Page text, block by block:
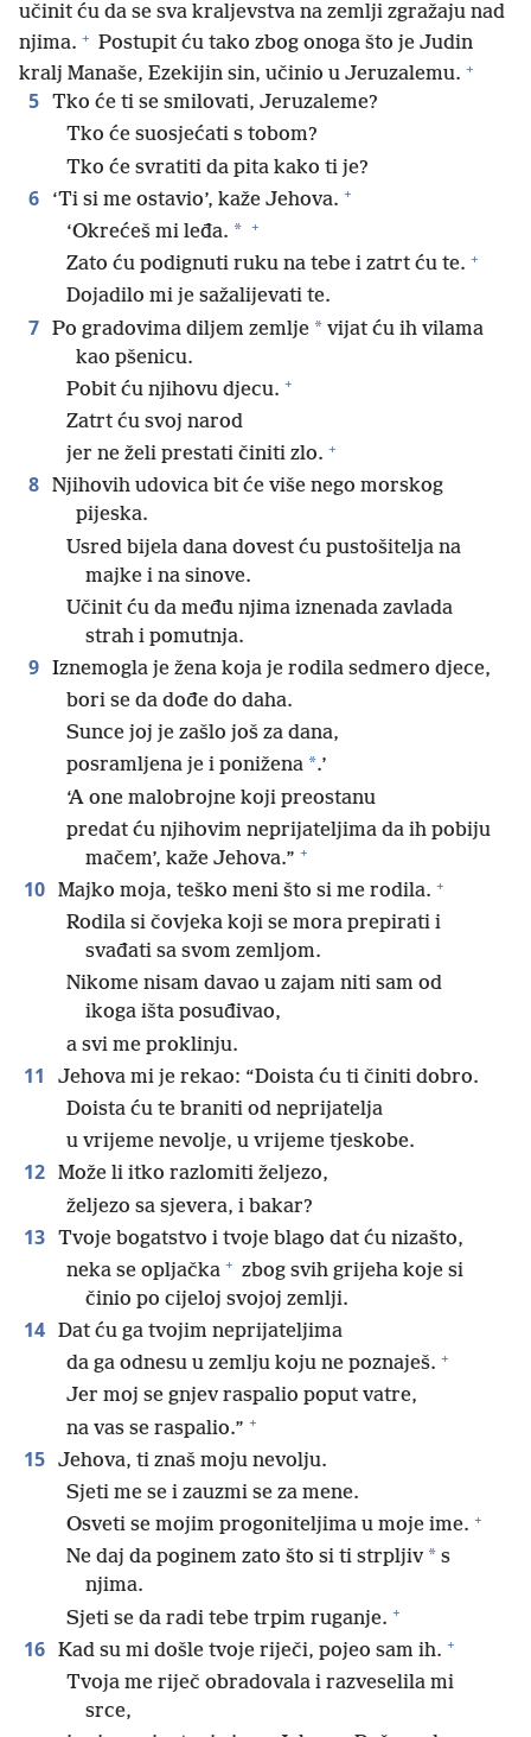
učinit ću da se sva kraljevstva na zemlji zgražaju nad
njima. + Postupit ću tako zbog onoga što je Judin
kralj Manaše, Ezekijin sin, učinio u Jeruzalemu. +
5 Tko će ti se smilovati, Jeruzaleme?
Tko će suosjećati s tobom?
Tko će svratiti da pita kako ti je?
6 ‘Ti si me ostavio’, kaže Jehova. +
‘Okrećeš mi leđa. * +
Zato ću podignuti ruku na tebe i zatrt ću te. +
Dojadilo mi je sažalijevati te.
7 Po gradovima diljem zemlje * vijat ću ih vilama
kao pšenicu.
Pobit ću njihovu djecu. +
Zatrt ću svoj narod
jer ne želi prestati činiti zlo. +
8 Njihovih udovica bit će više nego morskog
pijeska.
Usred bijela dana dovest ću pustošitelja na
majke i na sinove.
Učinit ću da među njima iznenada zavlada
strah i pomutnja.
9 Iznemogla je žena koja je rodila sedmero djece,
bori se da dođe do daha.
Sunce joj je zašlo još za dana,
posramljena je i ponižena *.’
‘A one malobrojne koji preostanu
predat ću njihovim neprijateljima da ih pobiju
mačem’, kaže Jehova.” +
10 Majko moja, teško meni što si me rodila. +
Rodila si čovjeka koji se mora prepirati i
svađati sa svom zemljom.
Nikome nisam davao u zajam niti sam od
ikoga išta posuđivao,
a svi me proklinju.
11
Jehova mi je rekao: “Doista ću ti činiti dobro.
Doista ću te braniti od neprijatelja
u vrijeme nevolje, u vrijeme tjeskobe.
12 Može li itko razlomiti željezo,
željezo sa sjevera, i bakar?
13 Tvoje bogatstvo i tvoje blago dat ću nizašto,
neka se opljačka + zbog svih grijeha koje si
činio po cijeloj svojoj zemlji.
14 Dat ću ga tvojim neprijateljima
da ga odnesu u zemlju koju ne poznaješ. +
Jer moj se gnjev raspalio poput vatre,
na vas se raspalio.” +
15 Jehova, ti znaš moju nevolju.
Sjeti me se i zauzmi se za mene.
Osveti se mojim progoniteljima u moje ime. +
Ne daj da poginem zato što si ti strpljiv * s
njima.
Sjeti se da radi tebe trpim ruganje. +
16 Kad su mi došle tvoje riječi, pojeo sam ih. +
Tvoja me riječ obradovala i razveselila mi
srce,